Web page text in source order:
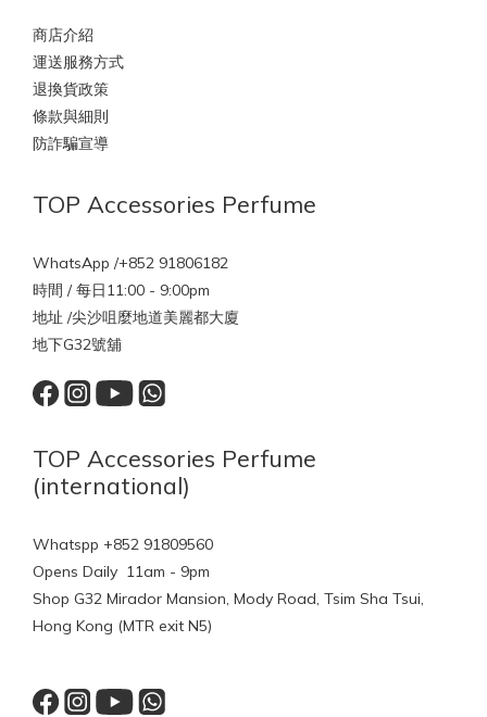
商店介紹
運送服務方式
退換貨政策
條款與細則
防詐騙宣導
TOP Accessories Perfume
WhatsApp /+852 91806182
時間 / 每日11:00 - 9:00pm
地址 /尖沙咀麼地道美麗都大廈
地下G32號舖
TOP Accessories Perfume
(international)
Whatspp +852 91809560
Opens Daily 11am - 9pm
Shop G32 Mirador Mansion, Mody Road, Tsim Sha Tsui,
Hong Kong (MTR exit N5)